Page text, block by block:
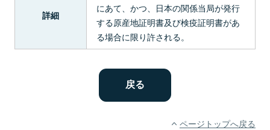
詳細
にあて、かつ、日本の関係当局が発行
する原産地証明書及び検疫証明書があ
る場合に限り許される。
ページトップへ戻る